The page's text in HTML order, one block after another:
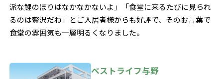
派な鯉のぼりはなかなかないよ」「食堂に来るたびに見られ
るのは贅沢だね」とご入居者様からも好評で、そのお言葉で
食堂の雰囲気も一層明るくなりました。
ベストライフ与野